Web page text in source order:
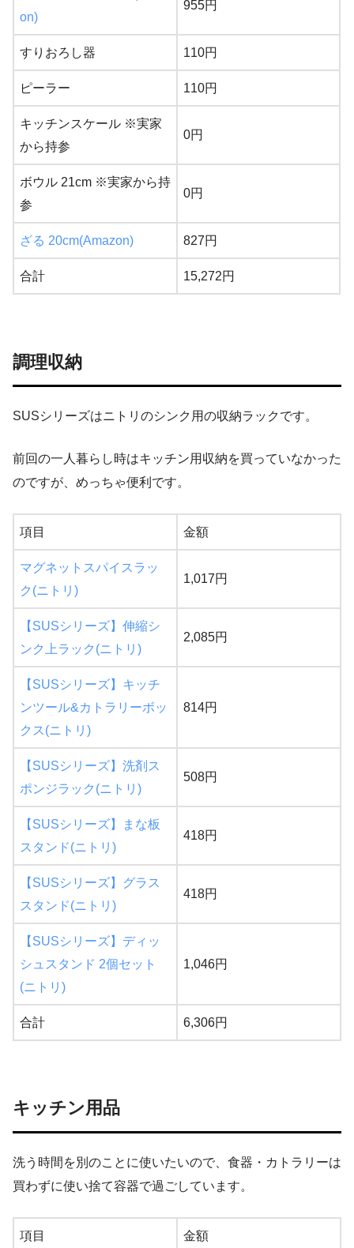
on)
955円
すりおろし器 110円
ピーラー 110円
キッチンスケール ※実家
から持参
0円
ボウル 21cm ※実家から持
参
0円
ざる 20cm(Amazon) 827円
合計 15,272円
調理収納
SUSシリーズはニトリのシンク用の収納ラックです。
前回の一人暮らし時はキッチン用収納を買っていなかった
のですが、めっちゃ便利です。
項目 金額
マグネットスパイスラッ
ク(ニトリ)
1,017円
【SUSシリーズ】伸縮シ
ンク上ラック(ニトリ)
2,085円
【SUSシリーズ】キッチ
ンツール&カトラリーボッ
クス(ニトリ)
814円
【SUSシリーズ】洗剤ス
ポンジラック(ニトリ)
508円
【SUSシリーズ】まな板
スタンド(ニトリ)
418円
【SUSシリーズ】グラス
スタンド(ニトリ)
418円
【SUSシリーズ】ディッ
シュスタンド 2個セット
(ニトリ)
1,046円
合計 6,306円
キッチン用品
洗う時間を別のことに使いたいので、食器・カトラリーは
買わずに使い捨て容器で過ごしています。
項目 金額